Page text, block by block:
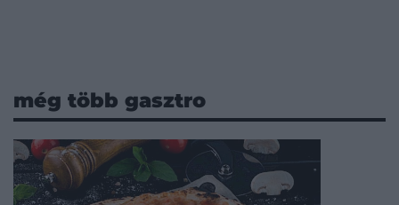
még több gasztro